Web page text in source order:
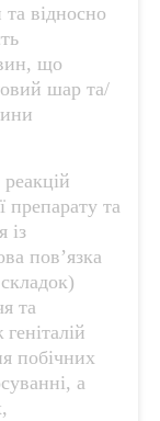
та відносно
що
шар та/
препарату та
із
пов’язка
та
побічних
а